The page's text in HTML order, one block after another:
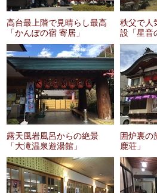
高台最上階で見晴らし最高
「かんぽの宿 寄居」
秩父で人
設「星音
露天風岩風呂からの絶景
「大滝温泉遊湯館」
囲炉裏の
鹿荘」